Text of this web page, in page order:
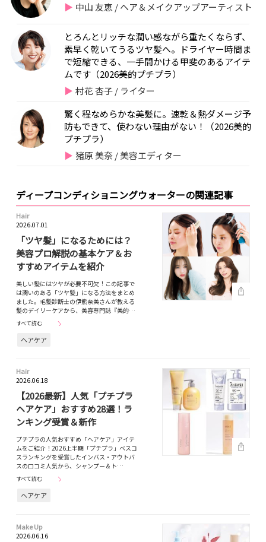
中山 友恵 / ヘア＆メイクアップアーティスト
とろんとリッチな潤い感ながら重たくならず、
素早く乾いてうるツヤ髪へ。ドライヤー時間ま
で短縮できる、一手間かける甲斐のあるアイテ
ムです（2026美的プチプラ）
村花 杏子 / ライター
驚く程なめらかな美髪に。速乾＆熱ダメージ予
防もできて、使わない理由がない！（2026美的
プチプラ）
猪原 美奈 / 美容エディター
ディープコンディショニングウォーターの関連記事
Hair
2026.07.01
「ツヤ髪」になるためには？
美容プロ解説の基本ケア＆お
すすめアイテムを紹介
美しい髪にはツヤが必要不可欠！この記事で
は潤いのある「ツヤ髪」になる方法をまとめ
ました。毛髪診断士の伊熊奈美さんが教える
髪のデイリーケアから、美容専門誌『美的…
すべて読む
ヘアケア
Hair
2026.06.18
【2026最新】人気「プチプラ
ヘアケア」おすすめ28選！ラ
ンキング受賞＆新作
プチプラの人気おすすめ「ヘアケア」アイテ
ムをご紹介！2026上半期「プチプラ」ベスコ
スランキングを受賞したインバス・アウトバ
スの口コミ人気から、シャンプー＆ト…
すべて読む
ヘアケア
Make Up
2026.06.16